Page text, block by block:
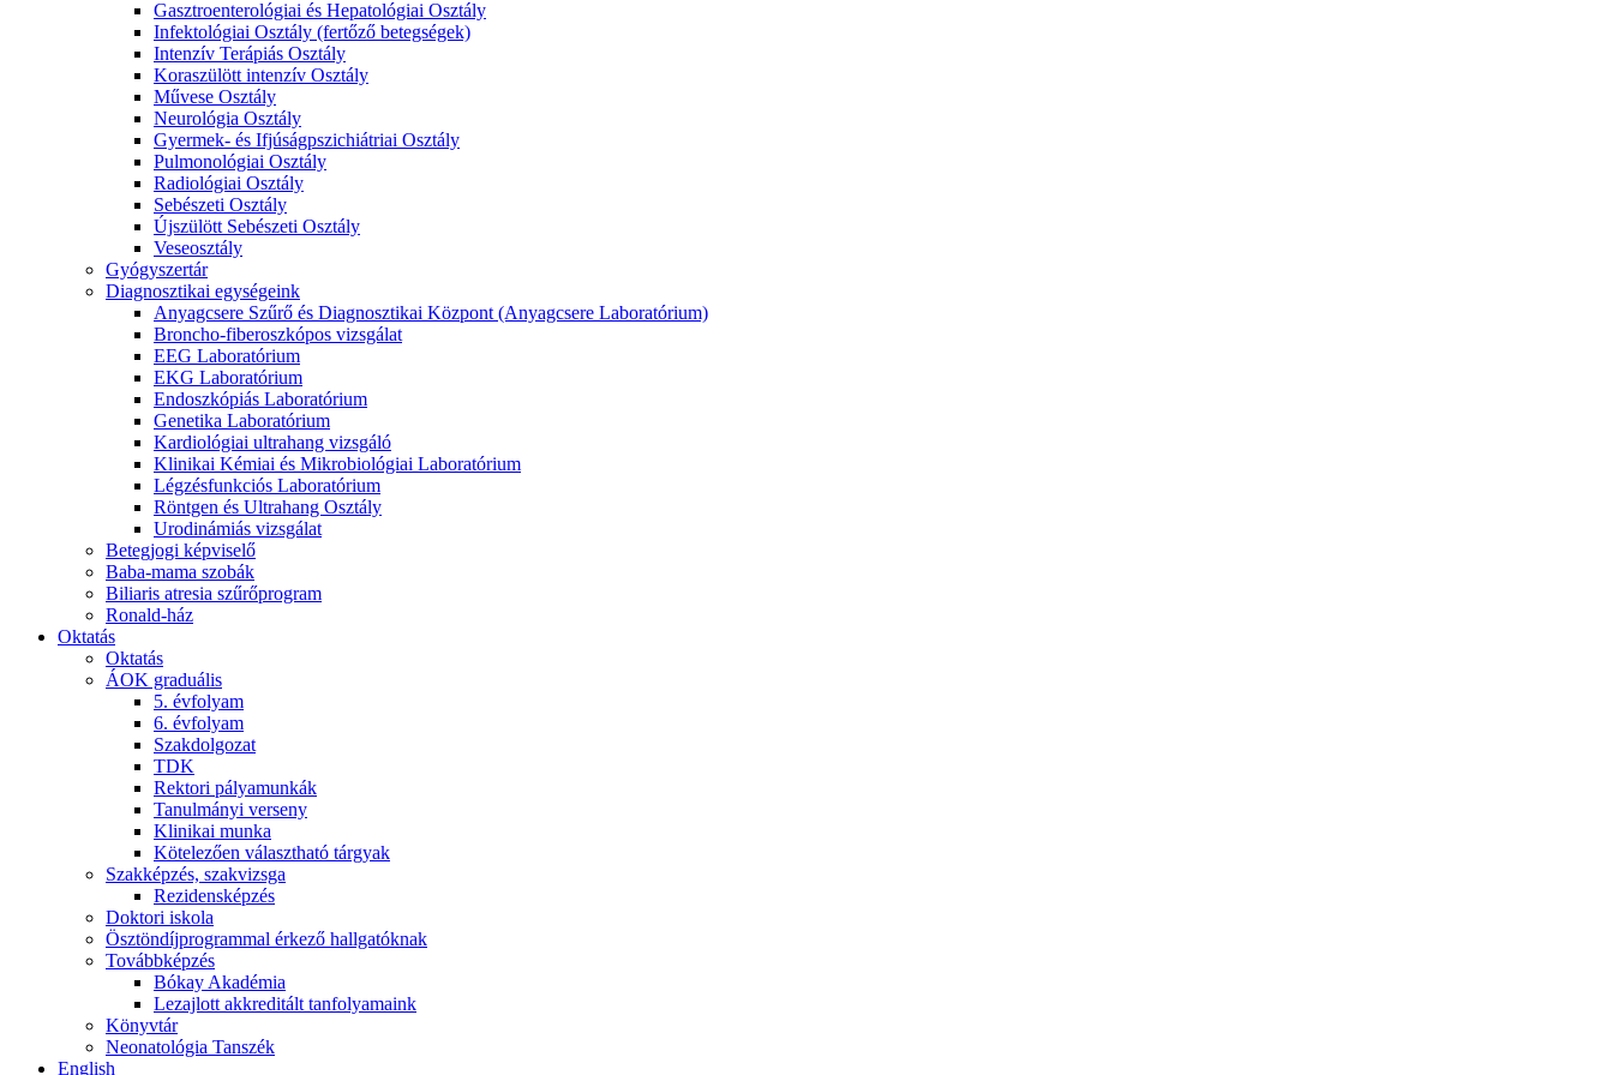
Gasztroenterológiai és Hepatológiai Osztály
Infektológiai Osztály (fertőző betegségek)
Intenzív Terápiás Osztály
Koraszülött intenzív Osztály
Művese Osztály
Neurológia Osztály
Gyermek- és Ifjúságpszichiátriai Osztály
Pulmonológiai Osztály
Radiológiai Osztály
Sebészeti Osztály
Újszülött Sebészeti Osztály
Veseosztály
Gyógyszertár
Diagnosztikai egységeink
Anyagcsere Szűrő és Diagnosztikai Központ (Anyagcsere Laboratórium)
Broncho-fiberoszkópos vizsgálat
EEG Laboratórium
EKG Laboratórium
Endoszkópiás Laboratórium
Genetika Laboratórium
Kardiológiai ultrahang vizsgáló
Klinikai Kémiai és Mikrobiológiai Laboratórium
Légzésfunkciós Laboratórium
Röntgen és Ultrahang Osztály
Urodinámiás vizsgálat
Betegjogi képviselő
Baba-mama szobák
Biliaris atresia szűrőprogram
Ronald-ház
Oktatás
Oktatás
ÁOK graduális
5. évfolyam
6. évfolyam
Szakdolgozat
TDK
Rektori pályamunkák
Tanulmányi verseny
Klinikai munka
Kötelezően választható tárgyak
Szakképzés, szakvizsga
Rezidensképzés
Doktori iskola
Ösztöndíjprogrammal érkező hallgatóknak
Továbbképzés
Bókay Akadémia
Lezajlott akkreditált tanfolyamaink
Könyvtár
Neonatológia Tanszék
English